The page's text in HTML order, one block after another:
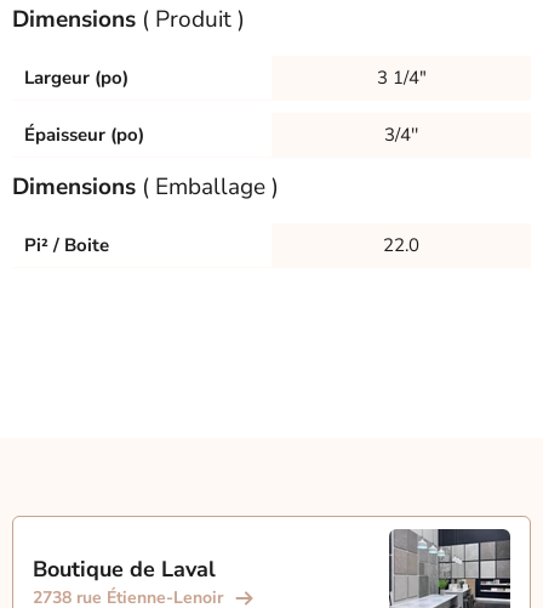
Dimensions ( Produit )
Largeur (po) 3 1/4"
Épaisseur (po) 3/4''
Dimensions ( Emballage )
Pi² / Boite 22.0
Boutique de Laval
2738 rue Étienne-Lenoir